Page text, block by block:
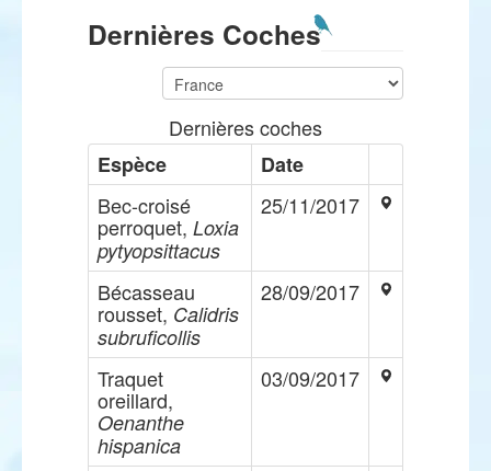
Dernières Coches
Dernières coches
Espèce
Date
Bec-croisé
perroquet, Loxia
pytyopsittacus
25/11/2017
Bécasseau
rousset, Calidris
subruficollis
28/09/2017
Traquet
oreillard,
Oenanthe
hispanica
03/09/2017